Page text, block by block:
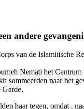
andere
van de Islamitische
Nemati het
naar het
haar tegen, omdat ,